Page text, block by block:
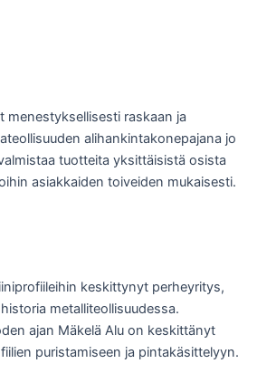
menestyksellisesti raskaan ja
alihankintakonepajana jo
tuotteita yksittäisistä osista
asiakkaiden toiveiden mukaisesti.
keskittynyt perheyritys,
metalliteollisuudessa.
ajan Mäkelä Alu on keskittänyt
puristamiseen ja pintakäsittelyyn.